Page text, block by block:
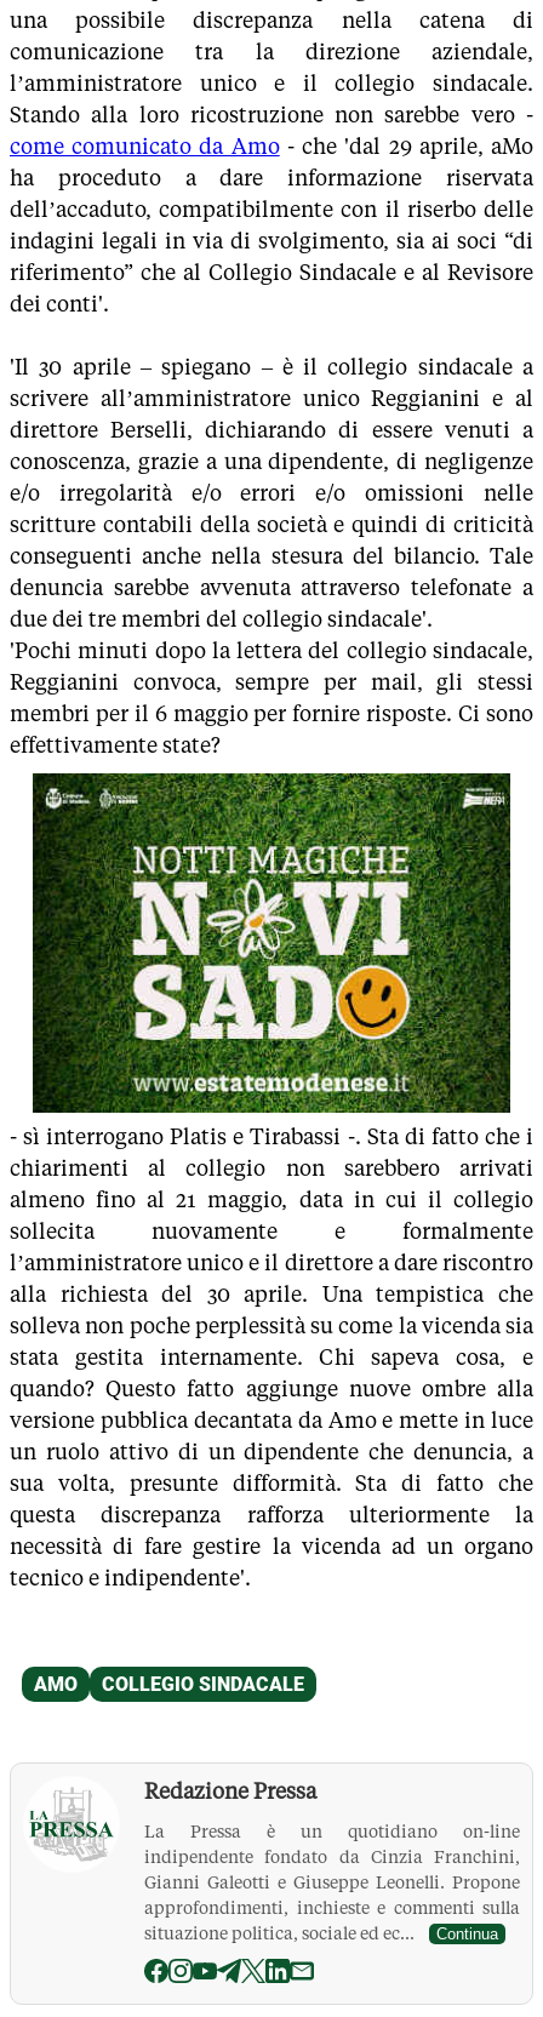
una possibile discrepanza nella catena di
comunicazione tra la direzione aziendale,
l’amministratore unico e il collegio sindacale.
Stando alla loro ricostruzione non sarebbe vero -
come comunicato da Amo- che 'dal 29 aprile, aMo
ha proceduto a dare informazione riservata
dell’accaduto, compatibilmente con il riserbo delle
indagini legali in via di svolgimento, sia ai soci “di
riferimento” che al Collegio Sindacale e al Revisore
dei conti'.
'Il 30 aprile – spiegano – è il collegio sindacale a
scrivere all’amministratore unico Reggianini e al
direttore Berselli, dichiarando di essere venuti a
conoscenza, grazie a una dipendente, di negligenze
e/o irregolarità e/o errori e/o omissioni nelle
scritture contabili della società e quindi di criticità
conseguenti anche nella stesura del bilancio. Tale
denuncia sarebbe avvenuta attraverso telefonate a
due dei tre membri del collegio sindacale'.
'Pochi minuti dopo la lettera del collegio sindacale,
Reggianini convoca, sempre per mail, gli stessi
membri per il 6 maggio per fornire risposte. Ci sono
effettivamente state?
- sì interrogano Platis e Tirabassi -. Sta di fatto che i
chiarimenti al collegio non sarebbero arrivati
almeno fino al 21 maggio, data in cui il collegio
sollecita nuovamente e formalmente
l’amministratore unico e il direttore a dare riscontro
alla richiesta del 30 aprile. Una tempistica che
solleva non poche perplessità su come la vicenda sia
stata gestita internamente. Chi sapeva cosa, e
quando? Questo fatto aggiunge nuove ombre alla
versione pubblica decantata da Amo e mette in luce
un ruolo attivo di un dipendente che denuncia, a
sua volta, presunte difformità. Sta di fatto che
questa discrepanza rafforza ulteriormente la
necessità di fare gestire la vicenda ad un organo
tecnico e indipendente'.
Redazione Pressa
La Pressa è un quotidiano on-line
indipendente fondato da Cinzia Franchini,
Gianni Galeotti e Giuseppe Leonelli. Propone
approfondimenti, inchieste e commenti sulla
situazione politica, sociale ed ec...
Continua